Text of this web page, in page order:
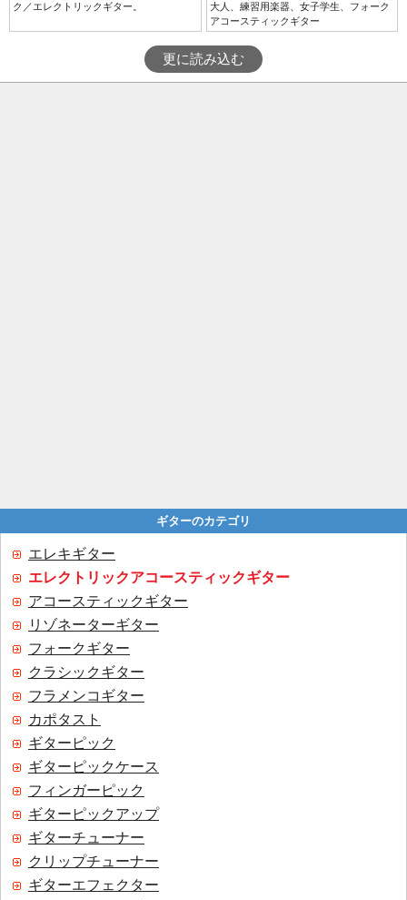
ク／エレクトリックギター。
大人、練習用楽器、女子学生、フォーク
アコースティックギター
更に読み込む
ギターのカテゴリ
エレキギター
エレクトリックアコースティックギター
アコースティックギター
リゾネーターギター
フォークギター
クラシックギター
フラメンコギター
カポタスト
ギターピック
ギターピックケース
フィンガーピック
ギターピックアップ
ギターチューナー
クリップチューナー
ギターエフェクター